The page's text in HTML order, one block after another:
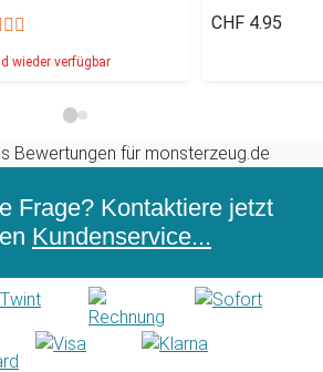
wieder verfügbar
CHF 4.95
Frage? Kontaktiere jetzt
Kundenservice...